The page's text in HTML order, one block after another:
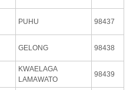
PUHU 98437
GELONG 98438
KWAELAGA
LAMAWATO
98439